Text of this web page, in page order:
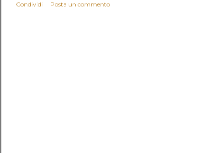
Condividi Posta un commento